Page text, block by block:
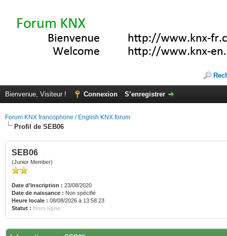
Bienvenue, Visiteur ! Connexion S’enregistrer
Forum KNX francophone / English KNX forum
Profil de SEB06
SEB06
(Junior Member)
Date d’inscription : 23/08/2020
Date de naissance : Non spécifié
Heure locale : 08/08/2026 à 13:58:23
Statut : Hors ligne